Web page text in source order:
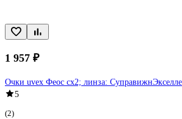
1 957 ₽
Очки uvex Феос cx2; линза:
5
(2)